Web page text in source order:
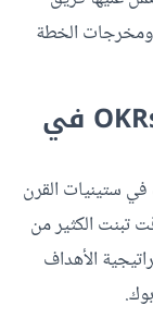
نتائج ومخرجات الخطة
تطبيق الإدارة بالأهداف OKRs في
في ستينيات القرن
تبنت الكثير من
الأهداف